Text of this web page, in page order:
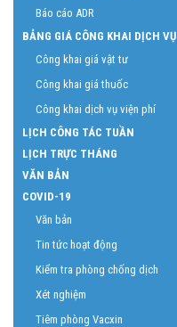
Báo cáo ADR
BẢNG GIÁ CÔNG KHAI DỊCH VỤ
Công khai giá vật tư
Công khai giá thuốc
Công khai dịch vụ viện phí
LỊCH CÔNG TÁC TUẦN
LỊCH TRỰC THÁNG
VĂN BẢN
COVID-19
Văn bản
Tin tức hoạt động
Kiểm tra phòng chống dịch
Xét nghiệm
Tiêm phòng Vacxin